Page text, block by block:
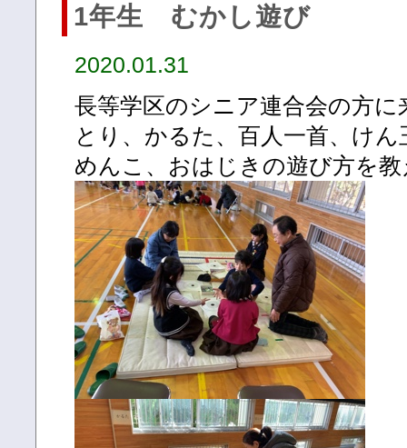
1年生 むかし遊び
2020.01.31
長等学区のシニア連合会の方
とり、かるた、百人一首、け
めんこ、おはじきの遊び方を